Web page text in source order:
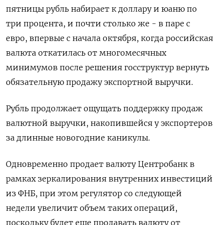
пятницы рубль набирает к доллару и юаню по
три процента, и почти столько же - в паре с
евро, впервые с начала октября, когда российская
валюта откатилась от многомесячных
минимумов после решения госструктур вернуть
обязательную продажу экспортной выручки.
Рубль продолжает ощущать поддержку продаж
валютной выручки, накопившейся у экспортеров
за длинные новогодние каникулы.
Одновременно продает валюту Центробанк в
рамках зеркалирования внутренних инвестиций
из ФНБ, при этом регулятор со следующей
недели увеличит объем таких операций,
поскольку будет еще продавать валюту от